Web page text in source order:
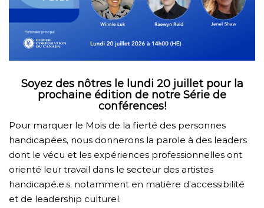
Soyez des nôtres le lundi 20 juillet pour la
prochaine édition de notre Série de
conférences!
Pour marquer le Mois de la fierté des personnes
handicapées, nous donnerons la parole à des leaders
dont le vécu et les expériences professionnelles ont
orienté leur travail dans le secteur des artistes
handicapé.e.s, notamment en matière d’accessibilité
et de leadership culturel.